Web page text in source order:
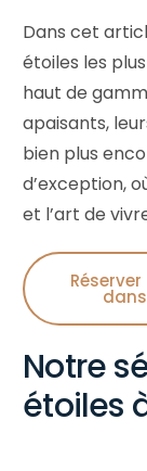
Dans cet
étoiles les
haut de
apaisants,
bien plus
d’exception,
et l’art de
Notre
étoiles